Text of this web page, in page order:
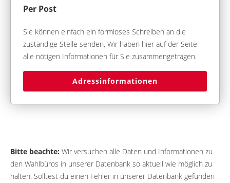
Per Post
Sie können einfach ein formloses Schreiben an die
zuständige Stelle senden, Wir haben hier auf der Seite
alle nötigen Informationen für Sie zusammengetragen.
Adressinformationen
Bitte beachte: Wir versuchen alle Daten und Informationen zu
den Wahlbüros in unserer Datenbank so aktuell wie möglich zu
halten. Solltest du einen Fehler in unserer Datenbank gefunden